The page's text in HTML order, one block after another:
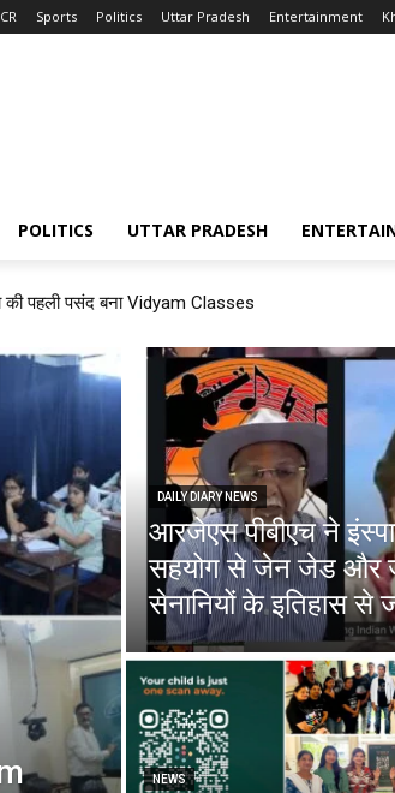
Sports Politics Uttar Pradesh Entertainment
POLITICS UTTAR PRADESH
की पहली पसंद बना Vidyam Classes
DAILY DIARY NEWS
आरजेएस पीबीएच ने
सहयोग से जेन जेड और
सेनानियों के इतिहास से
NEWS